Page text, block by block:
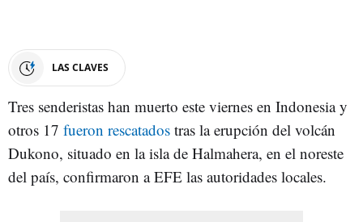
LAS CLAVES
Tres senderistas han muerto este viernes en Indonesia y
otros 17 fueron rescatados tras la erupción del volcán
Dukono, situado en la isla de Halmahera, en el noreste
del país, confirmaron a EFE las autoridades locales.